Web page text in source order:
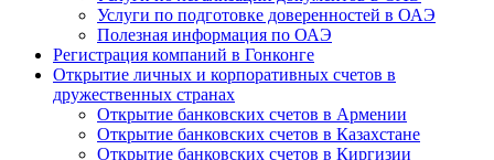
Услуги по подготовке доверенностей в ОАЭ
Полезная информация по ОАЭ
Регистрация компаний в Гонконге
Открытие личных и корпоративных счетов в
дружественных странах
Открытие банковских счетов в Армении
Открытие банковских счетов в Казахстане
Открытие банковских счетов в Киргизии